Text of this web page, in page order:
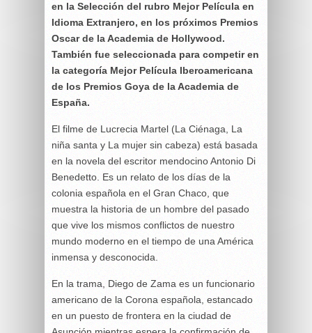
en la Selección del rubro Mejor Película en
Idioma Extranjero, en los próximos Premios
Oscar de la Academia de Hollywood.
También fue seleccionada para competir en
la categoría Mejor Película Iberoamericana
de los Premios Goya de la Academia de
España.
El filme de Lucrecia Martel (La Ciénaga, La
niña santa y La mujer sin cabeza) está basada
en la novela del escritor mendocino Antonio Di
Benedetto. Es un relato de los días de la
colonia española en el Gran Chaco, que
muestra la historia de un hombre del pasado
que vive los mismos conflictos de nuestro
mundo moderno en el tiempo de una América
inmensa y desconocida.
En la trama, Diego de Zama es un funcionario
americano de la Corona española, estancado
en un puesto de frontera en la ciudad de